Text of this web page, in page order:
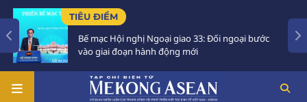
TIÊU ĐIỂM
Bế mạc Hội nghị Ngoại giao 33: Đối ngoại bước
vào giai đoạn hành động mới